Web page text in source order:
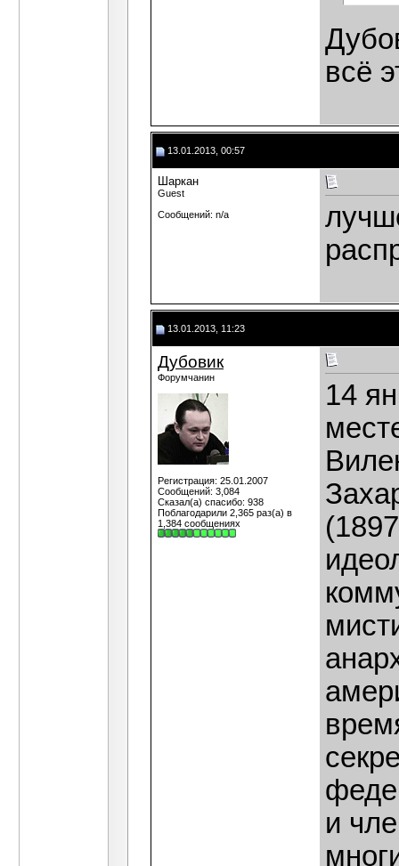
всё
13.01.2013, 00:57
Шаркан
Guest
Сообщений: n/a
13.01.2013, 11:23
Дубовик
Форумчанин
Регистрация: 25.01.2007
Сообщений: 3,084
Сказал(а) спасибо: 938
Поблагодарили 2,365 раз(а) в
1,384 сообщениях
14
и